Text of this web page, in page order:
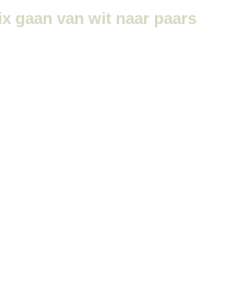
gaan van wit naar paars